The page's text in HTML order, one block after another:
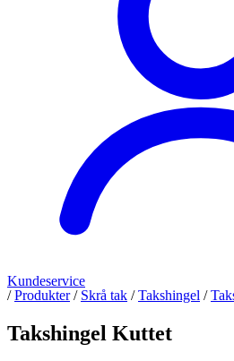
Kundeservice
/ Produkter / Skrå tak / Takshingel /
Takshingel Kuttet